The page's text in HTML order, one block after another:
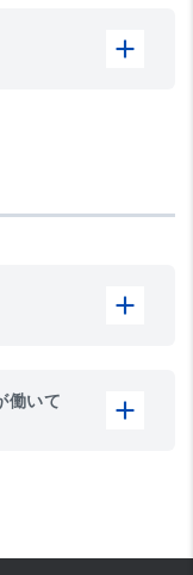
働いて